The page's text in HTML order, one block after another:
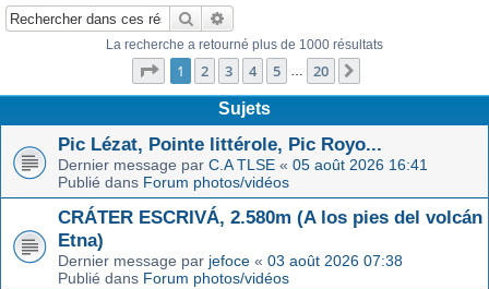
Rechercher
La recherche a retourné plus de 1000 résultats
Page 1sur20
1 2 3 4 5 … 20
Sujets
Pic Lézat, Pointe littérole, Pic Royo...
Dernier message par C.A TLSE « 05 août 2026 16:41
Publié dans Forum photos/vidéos
CRÁTER ESCRIVÁ, 2.580m (A los pies del volcán
Etna)
Dernier message par jefoce « 03 août 2026 07:38
Publié dans Forum photos/vidéos